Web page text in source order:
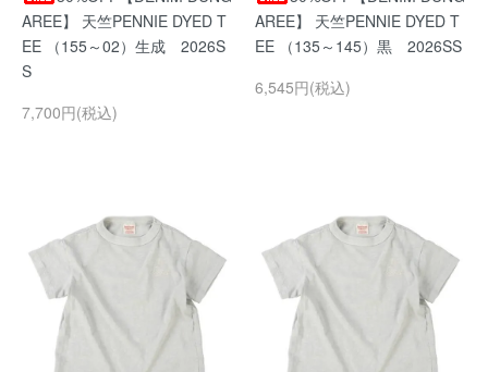
AREE】 天竺PENNIE DYED T
EE （155～02）生成 2026S
S
7,700円(税込)
AREE】 天竺PENNIE DYED T
EE （135～145）黒 2026SS
6,545円(税込)